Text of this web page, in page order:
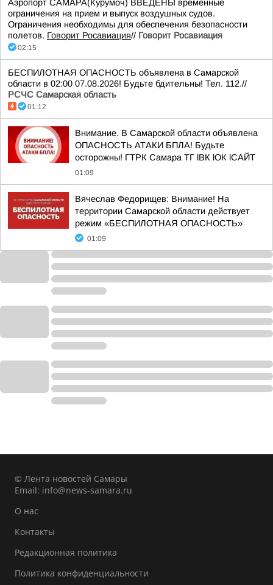
Аэропорт САМАРА(Курумоч) ВВЕДЕНЫ временные
ограничения на прием и выпуск воздушных судов.
Ограничения необходимы для обеспечения безопасности
полетов. Говорит Росавиация// Говорит Росавиация
02:15
БЕСПИЛОТНАЯ ОПАСНОСТЬ объявлена в Самарской
области в 02:00 07.08.2026! Будьте бдительны! Тел. 112.//
РСЧС Самарская область
01:12
Внимание. В Самарской области объявлена
ОПАСНОСТЬ АТАКИ БПЛА! Будьте
осторожны! ГТРК Самара ТГ lВК lОК lСАЙТ
01:09
Вячеслав Федорищев: Внимание! На
территории Самарской области действует
режим «БЕСПИЛОТНАЯ ОПАСНОСТЬ»
01:09
© Лента новостей Самары
Email: info@news-samara.ru
О нас
Контакты
Редакционная политика
Политика конфиденциальности